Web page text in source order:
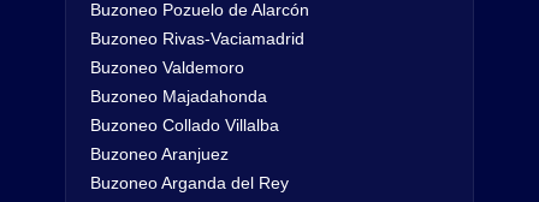
Buzoneo Pozuelo de Alarcón
Buzoneo Rivas-Vaciamadrid
Buzoneo Valdemoro
Buzoneo Majadahonda
Buzoneo Collado Villalba
Buzoneo Aranjuez
Buzoneo Arganda del Rey